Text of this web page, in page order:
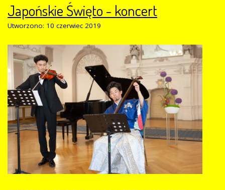
Japońskie Święto - koncert
Utworzono: 10 czerwiec 2019